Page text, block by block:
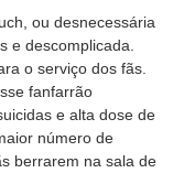
ou desnecessária
e descomplicada.
o serviço dos fãs.
fanfarrão
e alta dose de
número de
berrarem na sala de